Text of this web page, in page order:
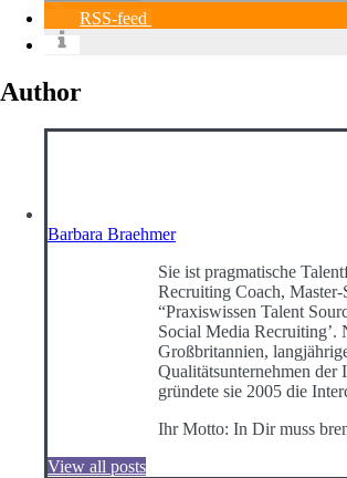
RSS-feed
Author
Barbara Braehmer
Sie ist pragmatische
Recruiting Coach,
“Praxiswissen Talent
Social Media
Großbritannien,
Qualitätsunternehmen der
gründete sie 2005 die
Ihr Motto: In Dir muss
View all posts